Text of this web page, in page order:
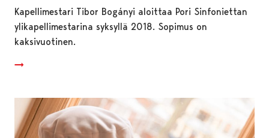
Kapellimestari Tibor Bogányi aloittaa Pori Sinfoniettan
ylikapellimestarina syksyllä 2018. Sopimus on
kaksivuotinen.